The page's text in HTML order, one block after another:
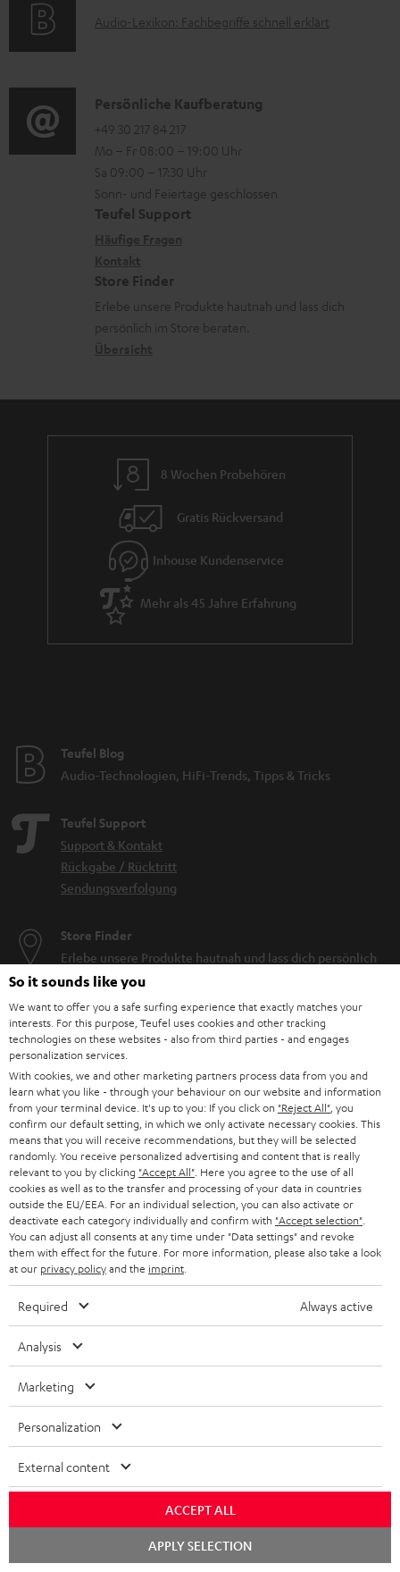
e
A
r
t
i
o
n
e
u
r
r
a
A
i
o
-
L
e
k
o
Audio-Lexikon: Fachbegriffe schnell erklärt
K
o
n
t
a
d
a
n
Persönliche Kaufberatung
+49 30 217 84 217
Mo – Fr 08:00 – 19:00 Uhr
Sa 09:00 – 17:30 Uhr
Sonn- und Feiertage geschlossen
Teufel Support
Store Finder
Erlebe unsere Produkte hautnah und lass dich
persönlich im Store beraten.
8 Wochen Probehören
Gratis Rückversand
Inhouse Kundenservice
Mehr als 45 Jahre Erfahrung
Teufel Blog
Audio-Technologien, HiFi-Trends, Tipps & Tricks
Teufel Support
Support & Kontakt
Rückgabe / Rücktritt
Sendungsverfolgung
Store Finder
Erlebe unsere Produkte hautnah und lass dich persönlich
im Store beraten.
BIS ZU
45 €
RABATT
N
e
w
s
l
e
t
e
a
n
m
e
Wähle deinen Gutschein!
Melde dich für den Newsletter an und erhalte bis zu
45 € als Dankeschön.
EMAIL
WIDGET
Kategorien
Unternehmen
SUPPORT
So it sounds like you
We want to offer you a safe surfing experience that exactly matches your
interests. For this purpose, Teufel uses cookies and other tracking
technologies on these websites - also from third parties - and engages
personalization services.
With cookies, we and other marketing partners process data from you and
learn what you like - through your behaviour on our website and information
from your terminal device. It's up to you: If you click on "Reject All" , you
confirm our default setting, in which we only activate necessary cookies. This
means that you will receive recommendations, but they will be selected
randomly. You receive personalized advertising and content that is really
relevant to you by clicking "Accept All" . Here you agree to the use of all
cookies as well as to the transfer and processing of your data in countries
outside the EU/EEA. For an individual selection, you can also activate or
deactivate each category individually and confirm with "Accept selection"
You can adjust all consents at any time under "Data settings" and revoke
them with effect for the future. For more information, please also take a look
at our privacy policyand the imprint
Required Always active
Analysis
Marketing
Personalization
External content
ACCEPT ALL
APPLY SELECTION